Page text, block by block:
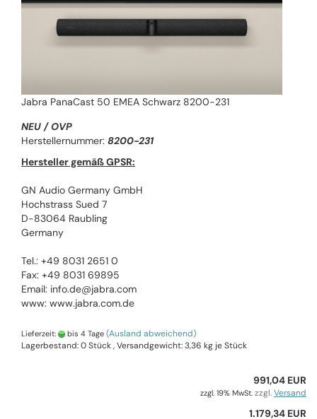
Jabra PanaCast 50 EMEA Schwarz 8200-231
NEU / OVP
Herstellernummer: 8200-231
Hersteller gemäß GPSR:
GN Audio Germany GmbH
Hochstrass Sued 7
D-83064 Raubling
Germany
Tel.: +49 8031 2651 0
Fax: +49 8031 69895
Email: info.de@jabra.com
www: www.jabra.com.de
Lieferzeit: bis 4 Tage (Ausland abweichend)
Lagerbestand: 0 Stück , Versandgewicht:3,36 kg je Stück
991,04 EUR
zzgl. 19% MwSt. zzgl.Versand
1.179,34 EUR